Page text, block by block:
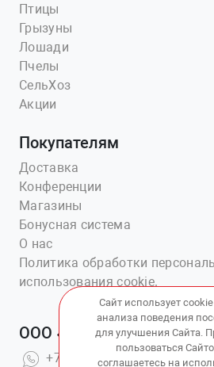
Птицы
Грызуны
Лошади
Пчелы
СельХоз
Акции
Покупателям
Доставка
Конференции
Магазины
Бонусная система
О нас
Политика обработки
использования cookie.
ООО «Ветаптека №1»
+7(914)703-76-43
Сайт использует
анализа поведения
для улучшения Сайта.
пользоваться
соглашаетесь на